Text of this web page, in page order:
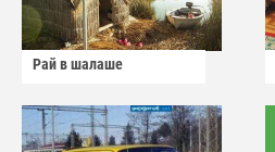
Рай в шалаше